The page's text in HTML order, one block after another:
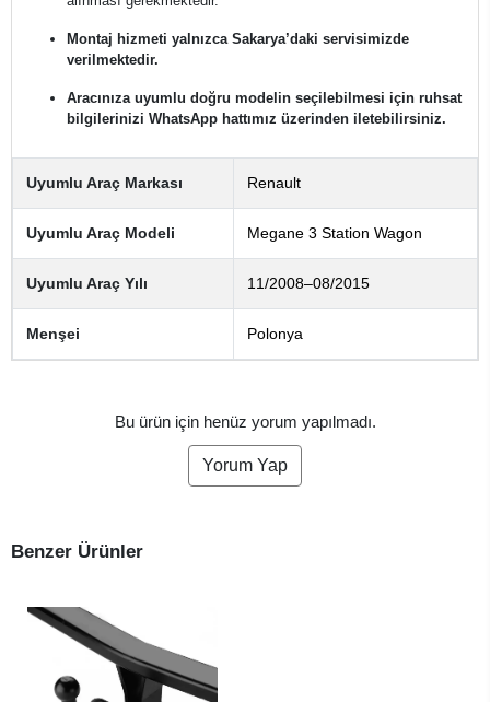
Montaj hizmeti yalnızca Sakarya’daki servisimizde
verilmektedir.
Aracınıza uyumlu doğru modelin seçilebilmesi için ruhsat
bilgilerinizi WhatsApp hattımız üzerinden iletebilirsiniz.
Uyumlu Araç Markası Renault
Uyumlu Araç Modeli Megane 3 Station Wagon
Uyumlu Araç Yılı 11/2008–08/2015
Menşei Polonya
Bu ürün için henüz yorum yapılmadı.
Yorum Yap
Benzer Ürünler